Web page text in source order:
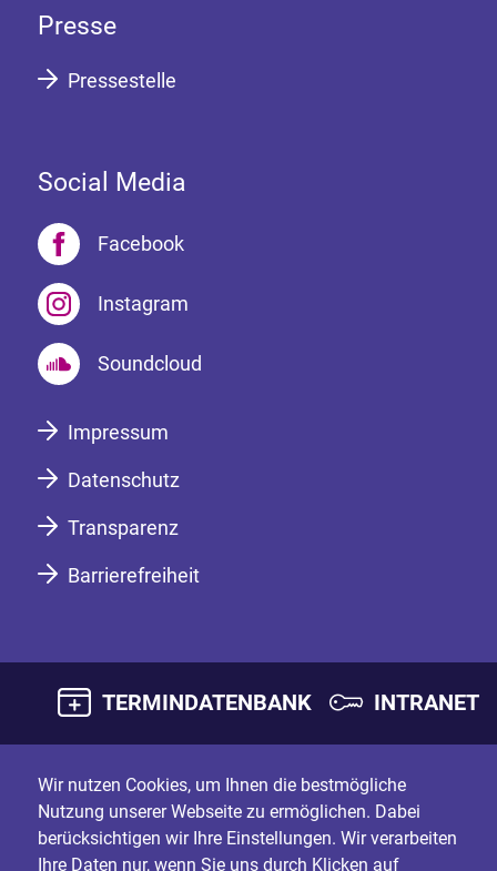
Presse
Pressestelle
Social Media
Facebook
Instagram
Soundcloud
Impressum
Datenschutz
Transparenz
Barrierefreiheit
TERMINDATENBANK INTRANET
Wir nutzen Cookies, um Ihnen die bestmögliche
Nutzung unserer Webseite zu ermöglichen. Dabei
berücksichtigen wir Ihre Einstellungen. Wir verarbeiten
Ihre Daten nur, wenn Sie uns durch Klicken auf